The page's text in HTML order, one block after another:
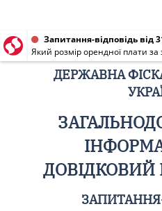
ДЕРЖАВНА
ДОВІДКОВИЙ